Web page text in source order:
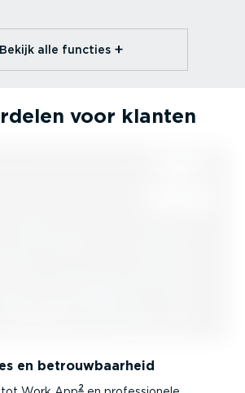
Bekijk alle functies⁠
voor klanten
en betrouw­baarheid
2